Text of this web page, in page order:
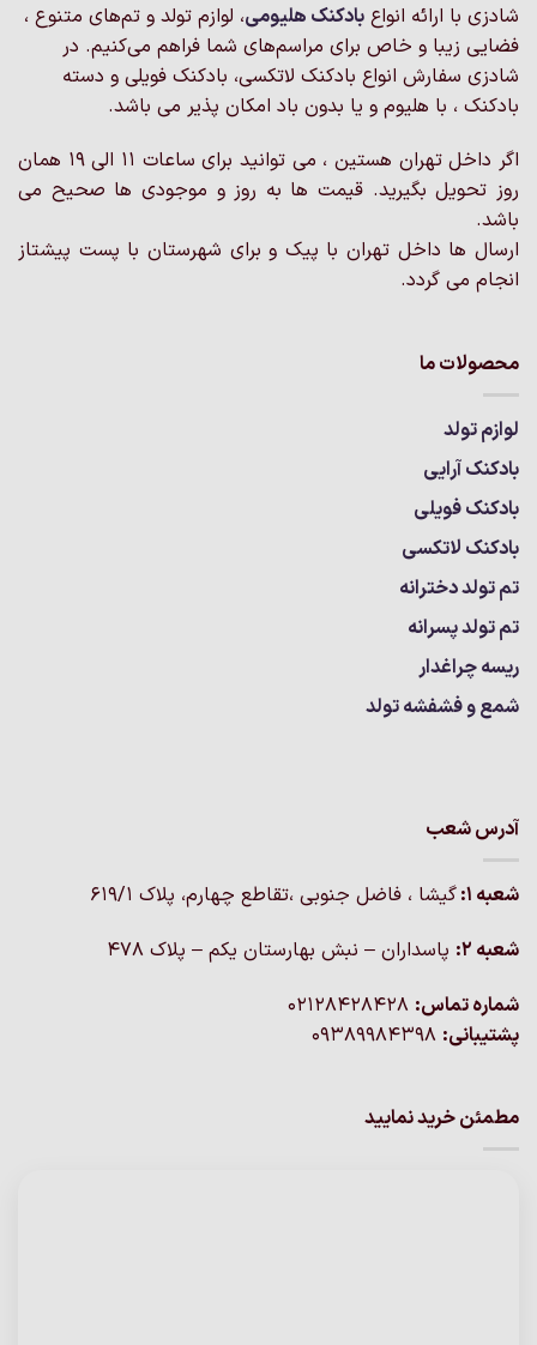
گزینه
ها
ممکن
است
صفحه
محصول
انتخاب
شادزی با ارائه انواع بادکنک‌ هلیومی، لوازم تولد و تم‌های متنوع ،
فضایی زیبا و خاص برای مراسم‌های شما فراهم می‌کنیم. در
شادزی سفارش انواع بادکنک لاتکسی، بادکنک فویلی و دسته
بادکنک ، با هلیوم و یا بدون باد امکان پذیر می باشد.
اگر داخل تهران هستین ، می توانید برای ساعات 11 الی 19 همان
روز تحویل بگیرید. قیمت ها به روز و موجودی ها صحیح می
باشد.
ارسال ها داخل تهران با پیک و برای شهرستان با پست پیشتاز
انجام می گردد.
محصولات ما
لوازم تولد
بادکنک آرایی
بادکنک فویلی
بادکنک لاتکسی
تم تولد دخترانه
تم تولد پسرانه
ریسه چراغدار
شمع و فشفشه تولد
آدرس شعب
شعبه 1:
گيشا ، فاضل جنوبی ،تقاطع چهارم، پلاک 619/1
شعبه 2:
پاسداران – نبش بهارستان یکم – پلاک ۴۷۸
شماره تماس:
پشتیبانی:
مطمئن خرید نمایید